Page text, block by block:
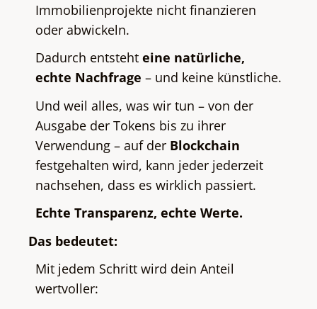
Immobilienprojekte nicht finanzieren
oder abwickeln.
Dadurch entsteht eine natürliche,
echte Nachfrage – und keine künstliche.
Und weil alles, was wir tun – von der
Ausgabe der Tokens bis zu ihrer
Verwendung – auf der Blockchain
festgehalten wird, kann jeder jederzeit
nachsehen, dass es wirklich passiert.
Echte Transparenz, echte Werte.
Das bedeutet:
Mit jedem Schritt wird dein Anteil
wertvoller: